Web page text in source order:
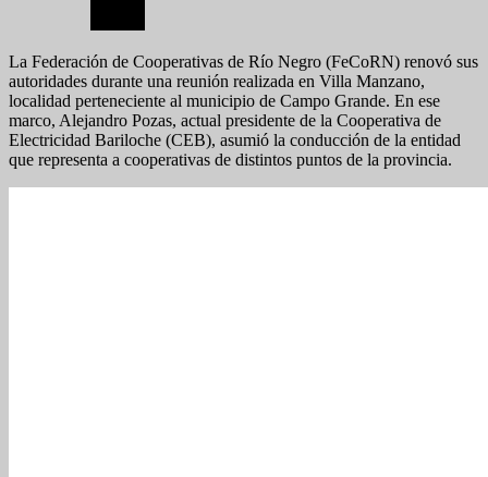
La Federación de Cooperativas de Río Negro (FeCoRN) renovó sus
autoridades durante una reunión realizada en Villa Manzano,
localidad perteneciente al municipio de Campo Grande. En ese
marco, Alejandro Pozas, actual presidente de la Cooperativa de
Electricidad Bariloche (CEB), asumió la conducción de la entidad
que representa a cooperativas de distintos puntos de la provincia.